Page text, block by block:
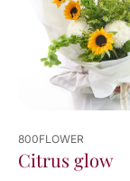
800FLOWER
Citrus glow